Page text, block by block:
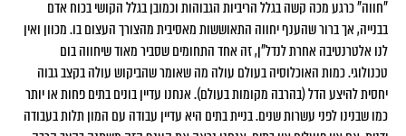
"חווה" כרגע מכה קשה בגלל הריביות הגבוהות וכמובן בגלל הקושי בכוח אדם
בבנייה, אך ברור שהענף יחווה התאוששות מאסיבית מהצורך העצום בו. מכוון ואין
לנו אלטרנטיבה אחרת לנדל"ן, זה אחד התחומים שסביר מאוד שיחווה בום
טכנולוגי. כמות האוכלוסיה בעולם עולה מה שאומר שהביקוש עולה בקצב גבוה
יחסית להיצע הדל (בהרבה מקומות בעולם). אנחנו עדיין בונים בתים פחות או יותר
כמו שבנינו לפני עשרות שנים. בניית בתים היא עדיין עבודה עם המון תלות בעבודה